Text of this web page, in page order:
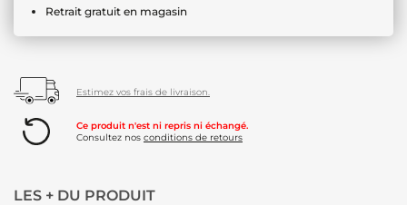
Retrait gratuit en magasin
Estimez vos frais de livraison.
Ce produit n'est ni repris ni échangé.
Consultez nos conditions de retours
LES + DU PRODUIT